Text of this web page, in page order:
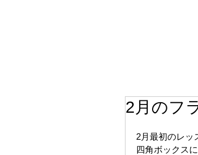
2月のフ
2月最初のレッ
四角ボックス